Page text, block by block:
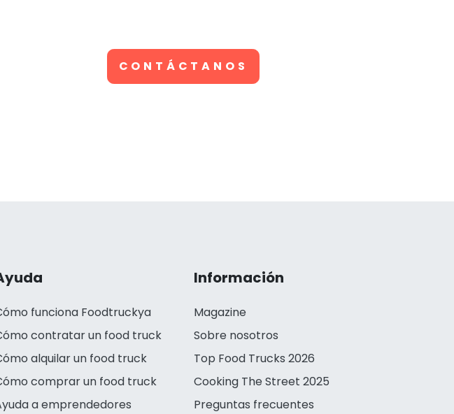
CONTÁCTANOS
funciona Foodtruckya
contratar un food truck
alquilar un food truck
comprar un food truck
a emprendedores
Información
Magazine
Sobre nosotros
Top Food Trucks 2026
Cooking The Street 2025
Preguntas frecuentes